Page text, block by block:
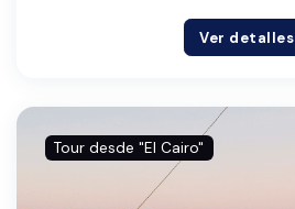
Ver detalles
Tour desde "El Cairo"